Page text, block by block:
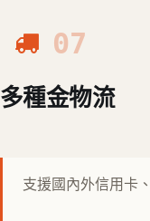
07
多種金物流
支援國內外信用卡